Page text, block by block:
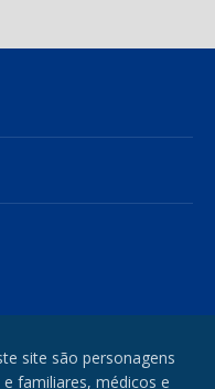
site são personagens
familiares, médicos e